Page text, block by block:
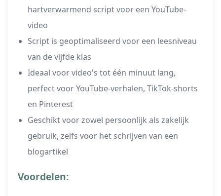
hartverwarmend script voor een YouTube-
video
Script is geoptimaliseerd voor een leesniveau
van de vijfde klas
Ideaal voor video's tot één minuut lang,
perfect voor YouTube-verhalen, TikTok-shorts
en Pinterest
Geschikt voor zowel persoonlijk als zakelijk
gebruik, zelfs voor het schrijven van een
blogartikel
Voordelen: